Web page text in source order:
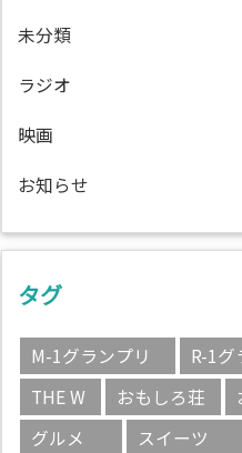
未分類
ラジオ
映画
お知らせ
タグ
M-1グランプリ R-1グ
THE W
おもしろ荘
グルメ
スイーツ